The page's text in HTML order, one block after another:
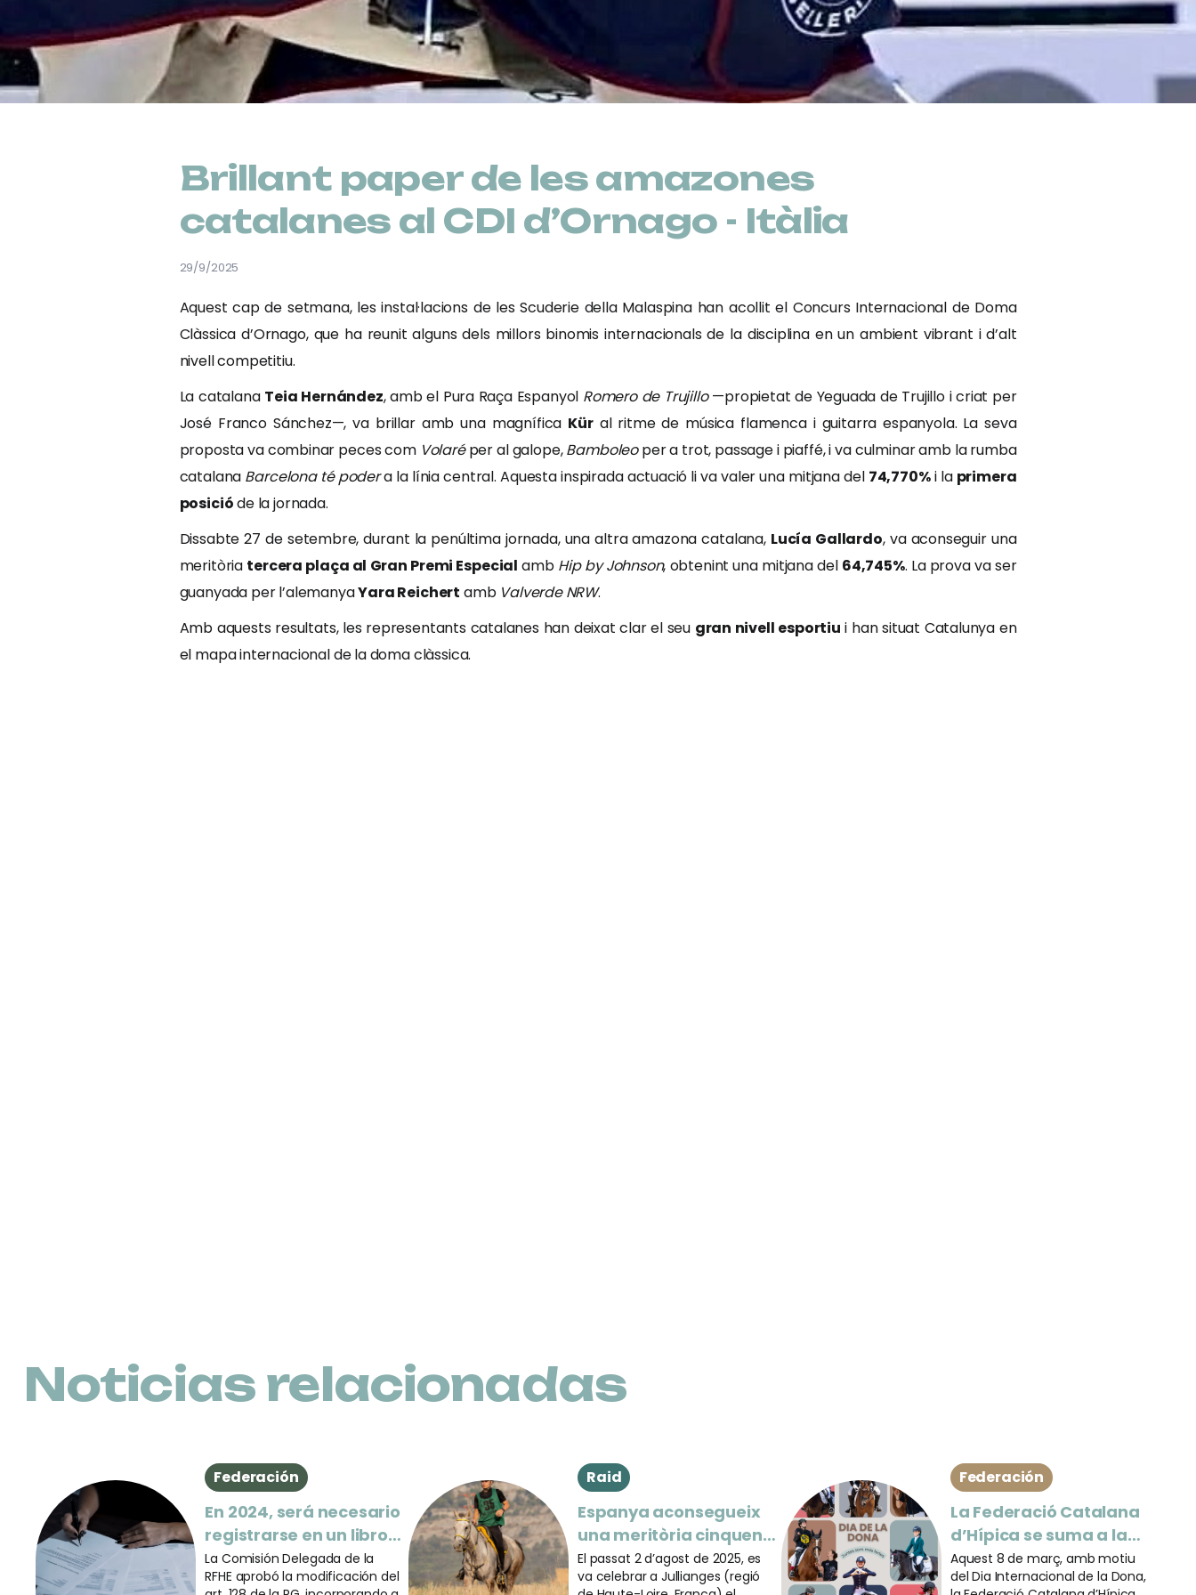
Brillant paper de les amazones
catalanes al CDI d’Ornago - Itàlia
29/9/2025
Aquest cap de setmana, les instal·lacions de les Scuderie della Malaspina han acollit el Concurs Internacional de Doma
Clàssica d’Ornago, que ha reunit alguns dels millors binomis internacionals de la disciplina en un ambient vibrant i d’alt
nivell competitiu.
La catalana Teia Hernández, amb el Pura Raça Espanyol Romero de Trujillo—propietat de Yeguada de Trujillo i criat per
José Franco Sánchez—, va brillar amb una magnífica Küral ritme de música flamenca i guitarra espanyola. La seva
proposta va combinar peces com Volaréper al galope,Bamboleoper a trot, passage i piaffé, i va culminar amb la rumba
catalana Barcelona té podera la línia central. Aquesta inspirada actuació li va valer una mitjana del 74,770%i la primera
posicióde la jornada.
Dissabte 27 de setembre, durant la penúltima jornada, una altra amazona catalana, Lucía Gallardo, va aconseguir una
meritòria tercera plaça al Gran Premi Especial amb Hip by Johnson, obtenint una mitjana del 64,745%. La prova va ser
guanyada per l’alemanyaYara Reichert amb Valverde NRW.
Amb aquests resultats, les representants catalanes han deixat clar el seu gran nivell esportiu i han situat Catalunya en
el mapa internacional de la doma clàssica.
Noticias relacionadas
Federación
En 2024, será necesario
registrarse en un libro
genético para competir
a nivel nacional
La Comisión Delegada de la
RFHE aprobó la modificación del
Raid
Espanya aconsegueix
una meritòria cinquena
posició per equips al
Mundial de Cavalls
El passat 2 d’agost de 2025, es
va celebrar a Jullianges (regió
Federación
La Federació Catalana
d’Hípica se suma a la
celebració del Dia
Internacional de la
Aquest 8 de març, amb motiu
del Dia Internacional de la Dona,